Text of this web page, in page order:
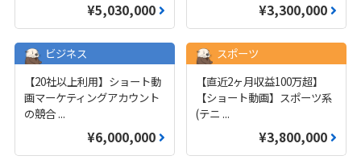
¥5,030,000 ¥3,300,000
ビジネス
【20社以上利用】ショート動
画マーケティングアカウント
の競合...
¥6,000,000
スポーツ
【直近2ヶ月収益100万超】
【ショート動画】スポーツ系
(テニ ...
¥3,800,000